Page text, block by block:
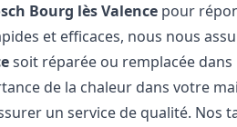
Bourg lès Valence pour
et efficaces, nous nous
soit réparée ou remplacée
de la chaleur dans votre
un service de qualité.